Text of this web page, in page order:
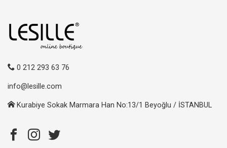
0 212 293 63 76
info@lesille.com
Kurabiye Sokak Marmara Han No:13/1 Beyoğlu / İSTANBUL